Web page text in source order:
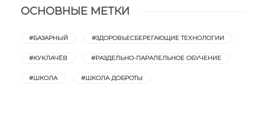
ОСНОВНЫЕ МЕТКИ
#БАЗАРНЫЙ #ЗДОРОВЬЕСБЕРЕГАЮЩИЕ ТЕХНОЛОГИИ
#КУКЛАЧЁВ #РАЗДЕЛЬНО-ПАРАЛЕЛЬНОЕ ОБУЧЕНИЕ
#ШКОЛА #ШКОЛА ДОБРОТЫ